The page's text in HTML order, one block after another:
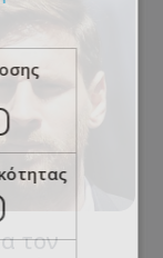
τον